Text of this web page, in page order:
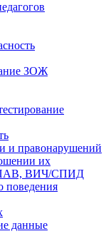
ЗОЖ
и правонарушений
их
ПАВ, ВИЧ/СПИД
поведения
данные